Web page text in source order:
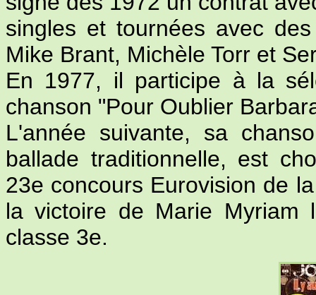
singles et tournées avec
Mike Brant, Michèle Torr et
En 1977, il participe à la
chanson "Pour Oublier
L'année suivante, sa
ballade traditionnelle, est
23e concours Eurovision de
la victoire de Marie Myriam
classe 3e.